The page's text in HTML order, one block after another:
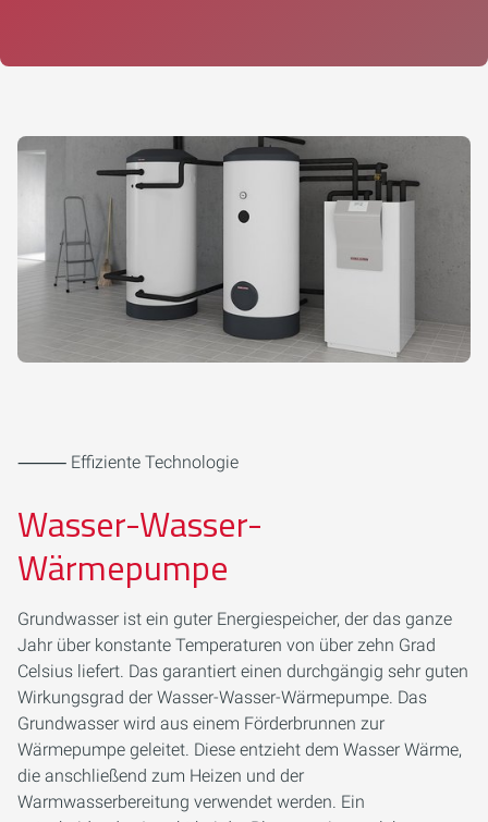
⸻ Effiziente Technologie
Wasser-Wasser-
Wärmepumpe
Grundwasser ist ein guter Energiespeicher, der das ganze
Jahr über konstante Temperaturen von über zehn Grad
Celsius liefert. Das garantiert einen durchgängig sehr guten
Wirkungsgrad der Wasser-Wasser-Wärmepumpe. Das
Grundwasser wird aus einem Förderbrunnen zur
Wärmepumpe geleitet. Diese entzieht dem Wasser Wärme,
die anschließend zum Heizen und der
Warmwasserbereitung verwendet werden. Ein